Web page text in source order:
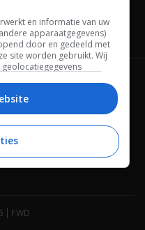
Privacybeleid
Contact
| FWD
en informatie van uw
apparaatgegevens)
door en gedeeld met
site worden gebruikt. Wij
of in het sitemenu naar
of in te trekken via de